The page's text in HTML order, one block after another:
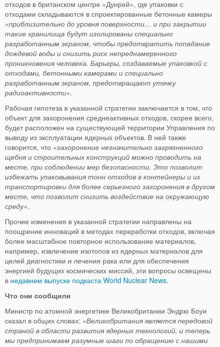
отходов в британском центре «Дунрей», где упаковки с
отходами складываются в спроектированные бетонные камеры
«приблизительно до уровня поверхности… и при закрытии
такие хранилища будут изолированы специально
разработанным экраном, чтобы предотвратить попадание
дождевой воды и снизить риск непреднамеренного
проникновения человека. Барьеры, создаваемые упаковкой с
отходами, бетонными камерами и специально
разработанным экраном, предотвращают утечку
радиоактивности».
Рабочая гипотеза в указанной стратегии заключается в том, что
объект для захоронения среднеактивных отходов, скорее всего,
будет расположен на существующей территории Управления по
выводу из эксплуатации ядерных объектов. В ней также
говорится, что «захоронение незначительно загрязненного
щебня и строительных конструкций можно проводить на
месте, при соблюдении мер безопасности. Это позволит
избежать упаковывания тонн отходов в контейнеры и их
транспортировки для более серьезного захоронения в другом
месте, что позволит снизить воздействие на окружающую
среду».
Прочие изменения в указанной стратегии направлены на
поощрение инноваций в методах переработки отходов, включая
более масштабное повторное использование материалов,
например, извлечение изотопов из ядерных материалов для
целей диагностики и лечения рака или для обеспечения
энергией будущих космических миссий, эти вопросы освещены
в недавнем выпуске подкаста World Nuclear News.
Что они сообщили
Министр по атомной энергетике Великобритании Эндрю Боуи
сказал в общих словах: «Великобритания является передовой
страной в области развития ядерных технологий, и теперь
мы предпринимаем разумные шаги по обращению с нашими